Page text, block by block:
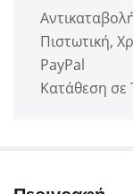
Πιστωτική,
PayPal
Κατάθεση σε